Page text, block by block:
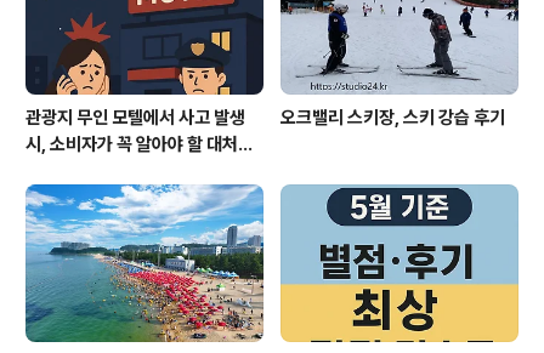
공매도 제도 개선: 공매도 특별점..
관광지 무인 모텔에서 사고 발생
시, 소비자가 꼭 알아야 할 대처법
오크밸리 스키장, 스키 강습 후기